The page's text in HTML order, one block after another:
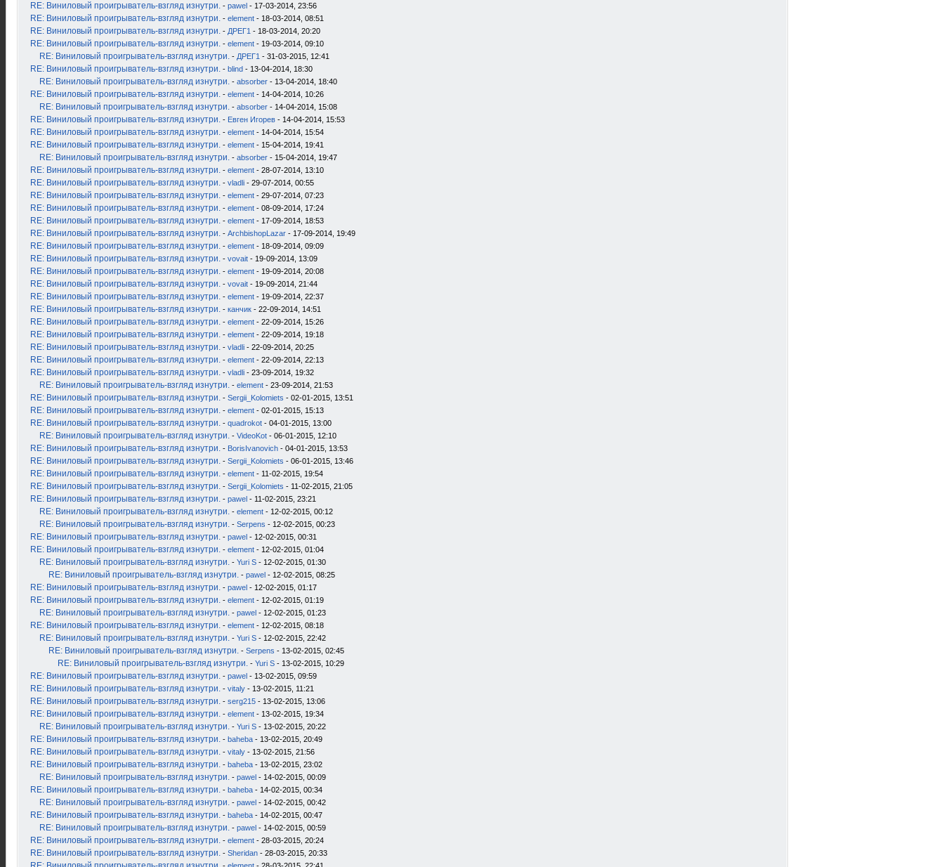
RE: Виниловый проигрыватель-взгляд изнутри. - pawel - 17-03-2014, 23:56
RE: Виниловый проигрыватель-взгляд изнутри. - element - 18-03-2014, 08:51
RE: Виниловый проигрыватель-взгляд изнутри. - ДРЕГ1 - 18-03-2014, 20:20
RE: Виниловый проигрыватель-взгляд изнутри. - element - 19-03-2014, 09:10
RE: Виниловый проигрыватель-взгляд изнутри. - ДРЕГ1 - 31-03-2015, 12:41
RE: Виниловый проигрыватель-взгляд изнутри. - blind - 13-04-2014, 18:30
RE: Виниловый проигрыватель-взгляд изнутри. - absorber - 13-04-2014, 18:40
RE: Виниловый проигрыватель-взгляд изнутри. - element - 14-04-2014, 10:26
RE: Виниловый проигрыватель-взгляд изнутри. - absorber - 14-04-2014, 15:08
RE: Виниловый проигрыватель-взгляд изнутри. - Евген Игорев - 14-04-2014, 15:53
RE: Виниловый проигрыватель-взгляд изнутри. - element - 14-04-2014, 15:54
RE: Виниловый проигрыватель-взгляд изнутри. - element - 15-04-2014, 19:41
RE: Виниловый проигрыватель-взгляд изнутри. - absorber - 15-04-2014, 19:47
RE: Виниловый проигрыватель-взгляд изнутри. - element - 28-07-2014, 13:10
RE: Виниловый проигрыватель-взгляд изнутри. - vladli - 29-07-2014, 00:55
RE: Виниловый проигрыватель-взгляд изнутри. - element - 29-07-2014, 07:23
RE: Виниловый проигрыватель-взгляд изнутри. - element - 08-09-2014, 17:24
RE: Виниловый проигрыватель-взгляд изнутри. - element - 17-09-2014, 18:53
RE: Виниловый проигрыватель-взгляд изнутри. - ArchbishopLazar - 17-09-2014, 19:49
RE: Виниловый проигрыватель-взгляд изнутри. - element - 18-09-2014, 09:09
RE: Виниловый проигрыватель-взгляд изнутри. - vovait - 19-09-2014, 13:09
RE: Виниловый проигрыватель-взгляд изнутри. - element - 19-09-2014, 20:08
RE: Виниловый проигрыватель-взгляд изнутри. - vovait - 19-09-2014, 21:44
RE: Виниловый проигрыватель-взгляд изнутри. - element - 19-09-2014, 22:37
RE: Виниловый проигрыватель-взгляд изнутри. - канчик - 22-09-2014, 14:51
RE: Виниловый проигрыватель-взгляд изнутри. - element - 22-09-2014, 15:26
RE: Виниловый проигрыватель-взгляд изнутри. - element - 22-09-2014, 19:18
RE: Виниловый проигрыватель-взгляд изнутри. - vladli - 22-09-2014, 20:25
RE: Виниловый проигрыватель-взгляд изнутри. - element - 22-09-2014, 22:13
RE: Виниловый проигрыватель-взгляд изнутри. - vladli - 23-09-2014, 19:32
RE: Виниловый проигрыватель-взгляд изнутри. - element - 23-09-2014, 21:53
RE: Виниловый проигрыватель-взгляд изнутри. - Sergii_Kolomiets - 02-01-2015, 13:51
RE: Виниловый проигрыватель-взгляд изнутри. - element - 02-01-2015, 15:13
RE: Виниловый проигрыватель-взгляд изнутри. - quadrokot - 04-01-2015, 13:00
RE: Виниловый проигрыватель-взгляд изнутри. - VideoKot - 06-01-2015, 12:10
RE: Виниловый проигрыватель-взгляд изнутри. - BorisIvanovich - 04-01-2015, 13:53
RE: Виниловый проигрыватель-взгляд изнутри. - Sergii_Kolomiets - 06-01-2015, 13:46
RE: Виниловый проигрыватель-взгляд изнутри. - element - 11-02-2015, 19:54
RE: Виниловый проигрыватель-взгляд изнутри. - Sergii_Kolomiets - 11-02-2015, 21:05
RE: Виниловый проигрыватель-взгляд изнутри. - pawel - 11-02-2015, 23:21
RE: Виниловый проигрыватель-взгляд изнутри. - element - 12-02-2015, 00:12
RE: Виниловый проигрыватель-взгляд изнутри. - Serpens - 12-02-2015, 00:23
RE: Виниловый проигрыватель-взгляд изнутри. - pawel - 12-02-2015, 00:31
RE: Виниловый проигрыватель-взгляд изнутри. - element - 12-02-2015, 01:04
RE: Виниловый проигрыватель-взгляд изнутри. - Yuri S - 12-02-2015, 01:30
RE: Виниловый проигрыватель-взгляд изнутри. - pawel - 12-02-2015, 08:25
RE: Виниловый проигрыватель-взгляд изнутри. - pawel - 12-02-2015, 01:17
RE: Виниловый проигрыватель-взгляд изнутри. - element - 12-02-2015, 01:19
RE: Виниловый проигрыватель-взгляд изнутри. - pawel - 12-02-2015, 01:23
RE: Виниловый проигрыватель-взгляд изнутри. - element - 12-02-2015, 08:18
RE: Виниловый проигрыватель-взгляд изнутри. - Yuri S - 12-02-2015, 22:42
RE: Виниловый проигрыватель-взгляд изнутри. - Serpens - 13-02-2015, 02:45
RE: Виниловый проигрыватель-взгляд изнутри. - Yuri S - 13-02-2015, 10:29
RE: Виниловый проигрыватель-взгляд изнутри. - pawel - 13-02-2015, 09:59
RE: Виниловый проигрыватель-взгляд изнутри. - vitaly - 13-02-2015, 11:21
RE: Виниловый проигрыватель-взгляд изнутри. - serg215 - 13-02-2015, 13:06
RE: Виниловый проигрыватель-взгляд изнутри. - element - 13-02-2015, 19:34
RE: Виниловый проигрыватель-взгляд изнутри. - Yuri S - 13-02-2015, 20:22
RE: Виниловый проигрыватель-взгляд изнутри. - baheba - 13-02-2015, 20:49
RE: Виниловый проигрыватель-взгляд изнутри. - vitaly - 13-02-2015, 21:56
RE: Виниловый проигрыватель-взгляд изнутри. - baheba - 13-02-2015, 23:02
RE: Виниловый проигрыватель-взгляд изнутри. - pawel - 14-02-2015, 00:09
RE: Виниловый проигрыватель-взгляд изнутри. - baheba - 14-02-2015, 00:34
RE: Виниловый проигрыватель-взгляд изнутри. - pawel - 14-02-2015, 00:42
RE: Виниловый проигрыватель-взгляд изнутри. - baheba - 14-02-2015, 00:47
RE: Виниловый проигрыватель-взгляд изнутри. - pawel - 14-02-2015, 00:59
RE: Виниловый проигрыватель-взгляд изнутри. - element - 28-03-2015, 20:24
RE: Виниловый проигрыватель-взгляд изнутри. - Sheridan - 28-03-2015, 20:33